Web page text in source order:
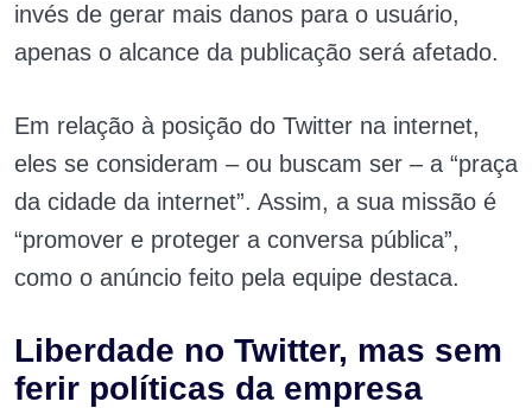
invés de gerar mais danos para o usuário,
apenas o alcance da publicação será afetado.
Em relação à posição do Twitter na internet,
eles se consideram – ou buscam ser – a “praça
da cidade da internet”. Assim, a sua missão é
“promover e proteger a conversa pública”,
como o anúncio feito pela equipe destaca.
Liberdade no Twitter, mas sem
ferir políticas da empresa